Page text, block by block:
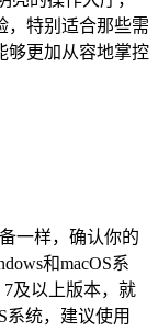
，特别适合那些需
够更加从容地掌控
一样，确认你的
和macOS系
7及以上版本，就
系统，建议使用